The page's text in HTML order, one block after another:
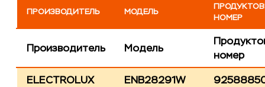
ПРОИЗВОДИТЕЛЬ МОДЕЛЬ
НОМЕР
Производитель Модель
номер
ELECTROLUX
ENB28291W